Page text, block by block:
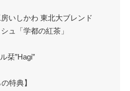
いしかわ 東北大ブレンド
ュ「学都の紅茶」
栞”Hagi”
特典】